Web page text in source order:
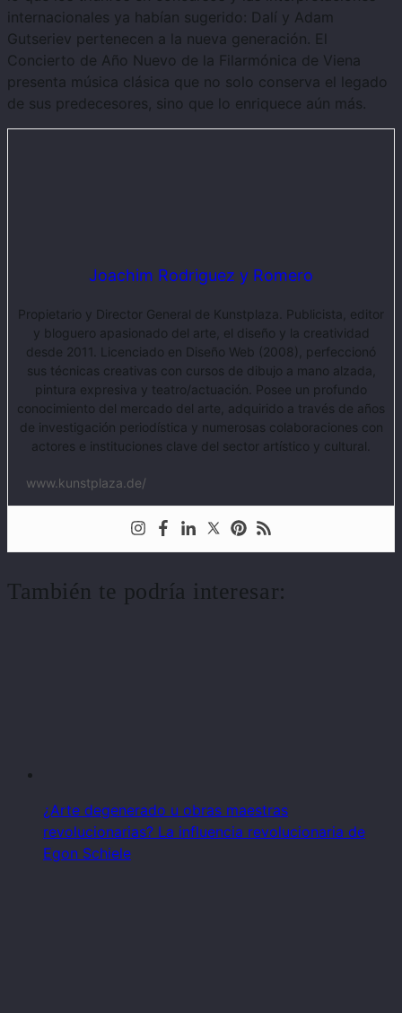
internacionales ya habían sugerido: Dalí y Adam
Gutseriev pertenecen a la nueva generación. El
Concierto de Año Nuevo de la Filarmónica de Viena
presenta música clásica que no solo conserva el legado
de sus predecesores, sino que lo enriquece aún más.
Joachim Rodriguez y Romero
Propietario y Director General de Kunstplaza. Publicista, editor
y bloguero apasionado del arte, el diseño y la creatividad
desde 2011. Licenciado en Diseño Web (2008), perfeccionó
sus técnicas creativas con cursos de dibujo a mano alzada,
pintura expresiva y teatro/actuación. Posee un profundo
conocimiento del mercado del arte, adquirido a través de años
de investigación periodística y numerosas colaboraciones con
actores e instituciones clave del sector artístico y cultural.
www.kunstplaza.de/
También te podría interesar:
¿Arte degenerado u obras maestras
revolucionarias? La influencia revolucionaria de
Egon Schiele